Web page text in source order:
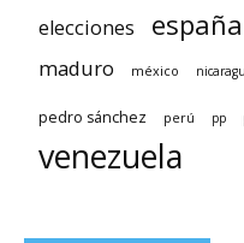
elecciones españa
maduro méxico
pedro sánchez perú pp
venezuela